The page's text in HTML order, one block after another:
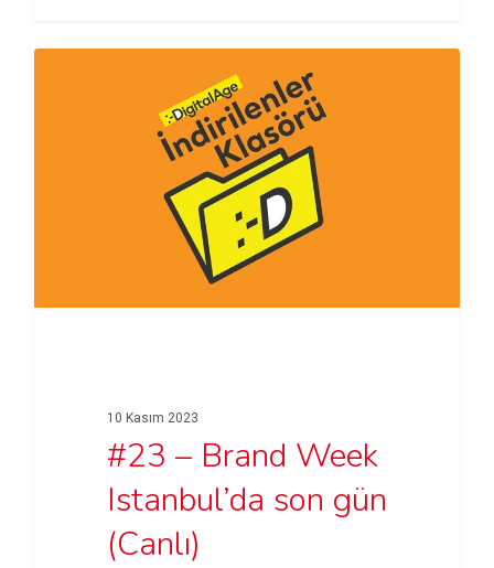
10 Kasım 2023
#23 – Brand Week
Istanbul’da son gün
(Canlı)